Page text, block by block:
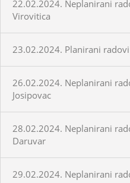
22.02.2024. Neplanirani
Virovitica
23.02.2024. Planirani
26.02.2024. Neplanirani
Josipovac
28.02.2024. Neplanirani
Daruvar
29.02.2024. Neplanirani